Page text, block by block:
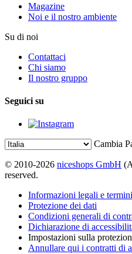
Magazine
Noi e il nostro ambiente
Su di noi
Contattaci
Chi siamo
Il nostro gruppo
Seguici su
Cambia
© 2010-2026 niceshops GmbH
reserved.
Informazioni legali e
Protezione dei dati
Condizioni generali di
Dichiarazione di
Impostazioni sulla
Annullare qui i contratti di